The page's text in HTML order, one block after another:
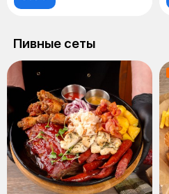
Пивные сеты